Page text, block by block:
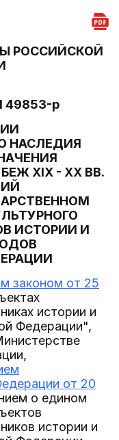
РОССИЙСКОЙ
49853-р
НАСЛЕДИЯ
XIX - XX ВВ.
ИСТОРИИ И
законом от 25
истории и
Федерации",
от 20
о едином
истории и